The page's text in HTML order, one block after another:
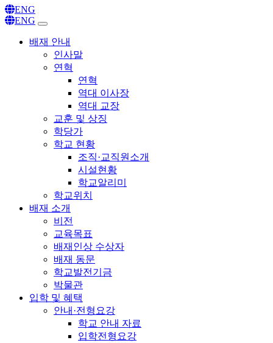
ENG
ENG
배재 안내
인사말
연혁
연혁
역대 이사장
역대 교장
교훈 및 상징
학당가
학교 현황
조직·교직원소개
시설현황
학교알리미
학교위치
배재 소개
비전
교육목표
배재인상 수상자
배재 동문
학교발전기금
박물관
입학 및 혜택
안내·전형요강
학교 안내 자료
입학전형요강